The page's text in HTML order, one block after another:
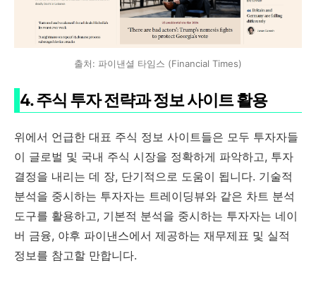
출처: 파이낸셜 타임스 (Financial Times)
4. 주식 투자 전략과 정보 사이트 활용
위에서 언급한 대표 주식 정보 사이트들은 모두 투자자들
이 글로벌 및 국내 주식 시장을 정확하게 파악하고, 투자
결정을 내리는 데 장, 단기적으로 도움이 됩니다. 기술적
분석을 중시하는 투자자는 트레이딩뷰와 같은 차트 분석
도구를 활용하고, 기본적 분석을 중시하는 투자자는 네이
버 금융, 야후 파이낸스에서 제공하는 재무제표 및 실적
정보를 참고할 만합니다.